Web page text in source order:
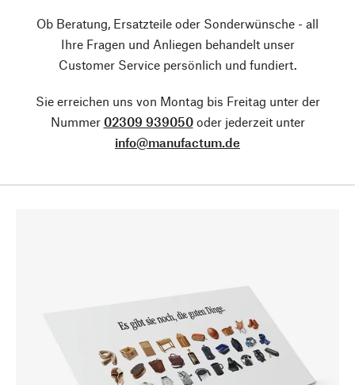
Ob Beratung, Ersatzteile oder Sonderwünsche - all
Ihre Fragen und Anliegen behandelt unser
Customer Service persönlich und fundiert.
Sie erreichen uns von Montag bis Freitag unter der
Nummer 02309 939050oder jederzeit unter
info@manufactum.de